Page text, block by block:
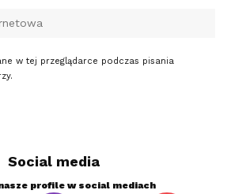
w tej przeglądarce podczas pisania
Social media
profile w social mediach